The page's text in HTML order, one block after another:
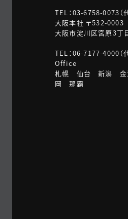
TEL：03-6758-0073
大阪本社 〒532-0003
大阪市淀川区宮原3丁
TEL：06-7177-4000
Office
札幌 仙台 新潟
岡 那覇